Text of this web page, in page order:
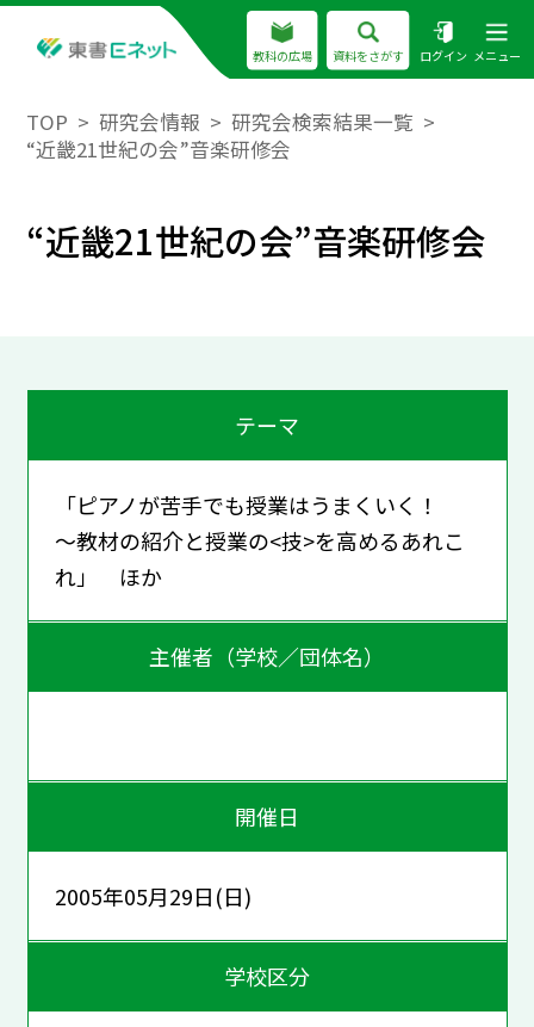
教科の広場 資料をさがす ログイン メニュー
TOP 研究会情報
研究会検索結果一覧
“近畿21世紀の会”音楽研修会
“近畿21世紀の会”音楽研修会
テーマ
「ピアノが苦手でも授業はうまくいく！
～教材の紹介と授業の<技>を高めるあれこ
れ」 ほか
主催者（学校／団体名）
開催日
2005年05月29日(日)
学校区分